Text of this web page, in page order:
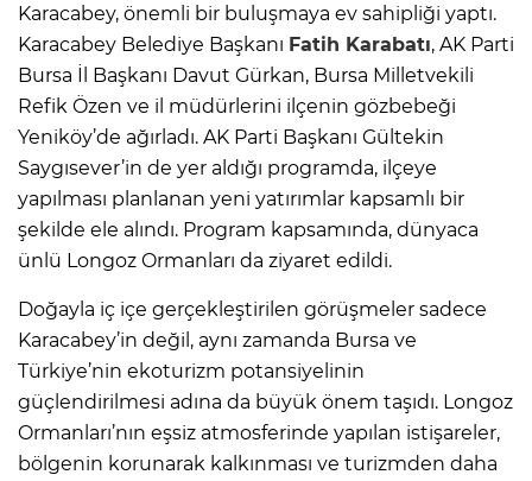
Karacabey, önemli bir buluşmaya ev sahipliği yaptı.
Karacabey Belediye Başkanı Fatih Karabatı, AK Parti
Bursa İl Başkanı Davut Gürkan, Bursa Milletvekili
Refik Özen ve il müdürlerini ilçenin gözbebeği
Yeniköy’de ağırladı. AK Parti Başkanı Gültekin
Saygısever’in de yer aldığı programda, ilçeye
yapılması planlanan yeni yatırımlar kapsamlı bir
şekilde ele alındı. Program kapsamında, dünyaca
ünlü Longoz Ormanları da ziyaret edildi.
Doğayla iç içe gerçekleştirilen görüşmeler sadece
Karacabey’in değil, aynı zamanda Bursa ve
Türkiye’nin ekoturizm potansiyelinin
güçlendirilmesi adına da büyük önem taşıdı. Longoz
Ormanları’nın eşsiz atmosferinde yapılan istişareler,
bölgenin korunarak kalkınması ve turizmden daha